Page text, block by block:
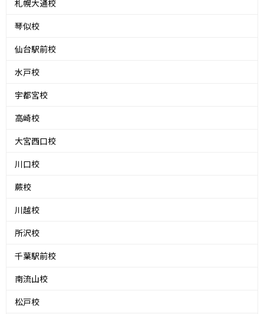
札幌大通校
琴似校
仙台駅前校
水戸校
宇都宮校
高崎校
大宮西口校
川口校
蕨校
川越校
所沢校
千葉駅前校
南流山校
松戸校